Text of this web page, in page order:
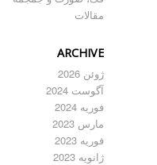
مقالات
ARCHIVE
ژوئن 2026
آگوست 2024
فوریه 2024
مارس 2023
فوریه 2023
ژانویه 2023